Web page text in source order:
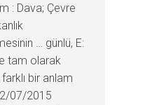
: Dava; Çevre
… günlü, E:
tam olarak
bir anlam
07/2015